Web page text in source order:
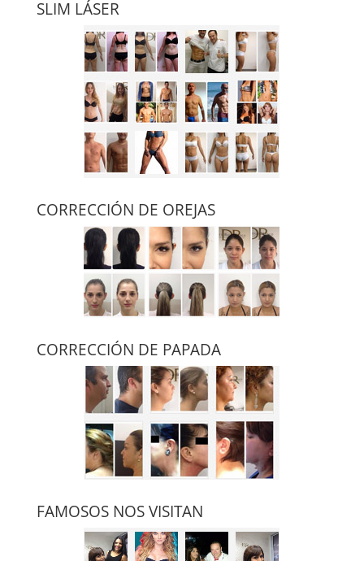
SLIM LÁSER
CORRECCIÓN DE OREJAS
CORRECCIÓN DE PAPADA
FAMOSOS NOS VISITAN